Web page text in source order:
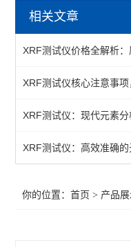
XRF检测仪
XRF测试仪
相关文章
XRF测试仪价格全解析：
XRF测试仪核心注意事
XRF测试仪：现代元素
你的位置：首页 > 产品